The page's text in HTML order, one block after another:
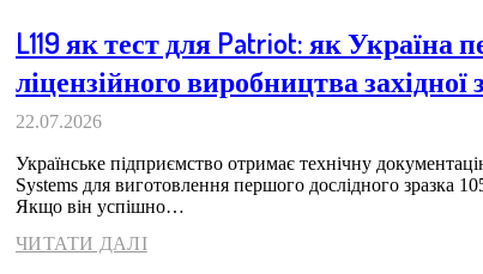
L119 як тест для Patriot: як Україна
ліцензійного виробництва західної
22.07.2026
Українське підприємство отримає технічну
Systems для виготовлення першого дослідного зразка
Якщо він успішно…
ЧИТАТИ ДАЛІ